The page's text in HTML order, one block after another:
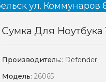
ул. Коммунаров
Сумка Для
Производитель:: Defender
Модель:26065